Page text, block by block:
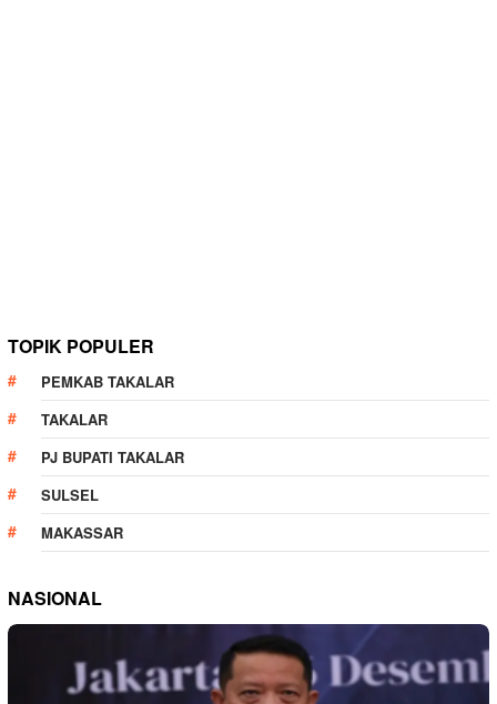
TOPIK POPULER
PEMKAB TAKALAR
TAKALAR
PJ BUPATI TAKALAR
SULSEL
MAKASSAR
NASIONAL